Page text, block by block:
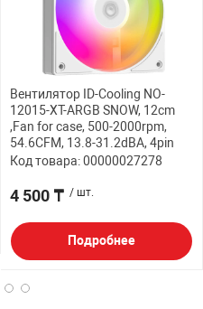
Вентилятор ID-Cooling NO-
12015-XT-ARGB SNOW, 12cm
,Fan for case, 500-2000rpm,
54.6CFM, 13.8-31.2dBA, 4pin
Код товара: 00000027278
4 500 ₸ / шт.
Подробнее